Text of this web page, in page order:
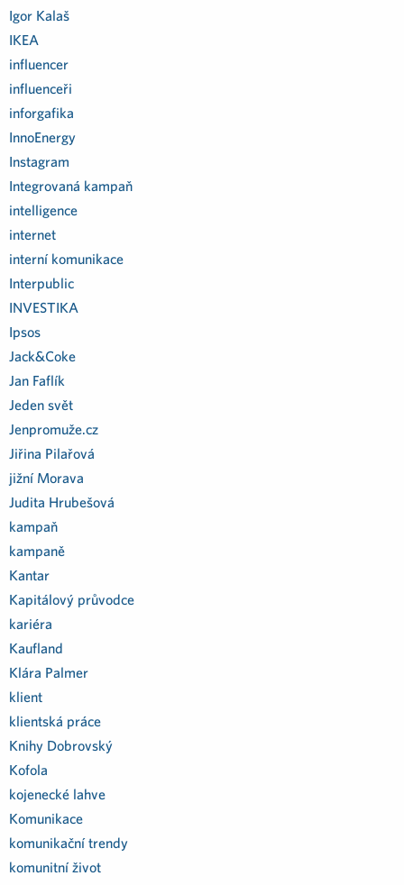
Igor Kalaš
IKEA
influencer
influenceři
inforgafika
InnoEnergy
Instagram
Integrovaná kampaň
intelligence
internet
interní komunikace
Interpublic
INVESTIKA
Ipsos
Jack&Coke
Jan Faflík
Jeden svět
Jenpromuže.cz
Jiřina Pilařová
jižní Morava
Judita Hrubešová
kampaň
kampaně
Kantar
Kapitálový průvodce
kariéra
Kaufland
Klára Palmer
klient
klientská práce
Knihy Dobrovský
Kofola
kojenecké lahve
Komunikace
komunikační trendy
komunitní život